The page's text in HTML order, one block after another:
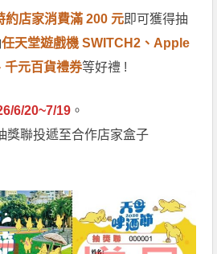
約店家消費滿 200 元即可獲得抽
任天堂遊戲機 SWITCH2、Apple
千元百貨禮券等好禮 !
6/20~7/19 。
獎聯投遞至合作店家盒子